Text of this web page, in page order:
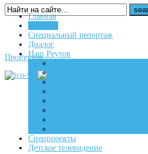
16+
ПроРеутов
Главная
Специальный репортаж
Диалог
Наш Реутов
Спецпроекты
Детское телевидение